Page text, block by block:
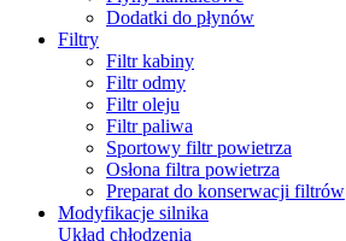
Dodatki do płynów
Filtry
Filtr kabiny
Filtr odmy
Filtr oleju
Filtr paliwa
Sportowy filtr powietrza
Osłona filtra powietrza
Preparat do konserwacji filtrów
Modyfikacje silnika
Układ chłodzenia